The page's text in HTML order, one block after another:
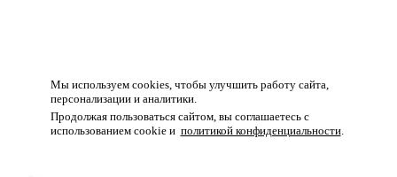
Мы используем cookies, чтобы улучшить работу сайта,
персонализации и аналитики.
Продолжая пользоваться сайтом, вы соглашаетесь с
использованием cookie и политикой конфиденциальности.